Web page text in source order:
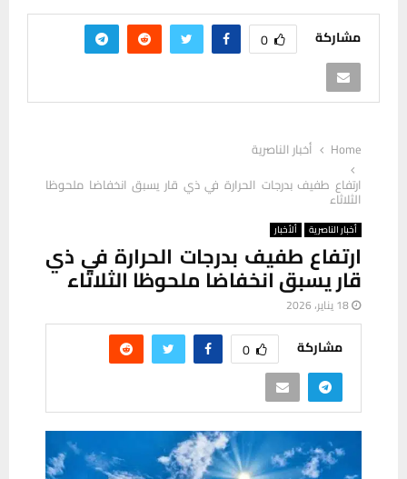
مشاركة 0
Home
أخبار الناصرية
ارتفاع طفيف بدرجات الحرارة في ذي قار يسبق انخفاضا ملحوظا
الثلاثاء
أخبار الناصرية ألأخبار
ارتفاع طفيف بدرجات الحرارة في ذي
قار يسبق انخفاضا ملحوظا الثلاثاء
18 يناير، 2026
مشاركة 0